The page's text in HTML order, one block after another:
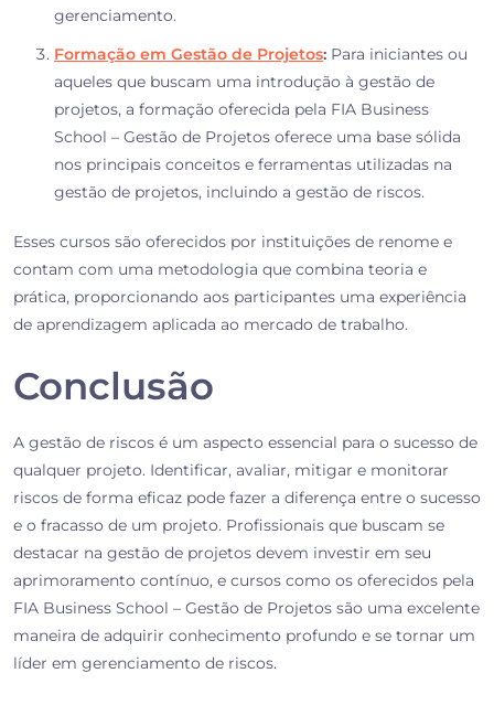
gerenciamento.
Formação em Gestão de Projetos: Para iniciantes ou
aqueles que buscam uma introdução à gestão de
projetos, a formação oferecida pela FIA Business
School – Gestão de Projetos oferece uma base sólida
nos principais conceitos e ferramentas utilizadas na
gestão de projetos, incluindo a gestão de riscos.
Esses cursos são oferecidos por instituições de renome e
contam com uma metodologia que combina teoria e
prática, proporcionando aos participantes uma experiência
de aprendizagem aplicada ao mercado de trabalho.
Conclusão
A gestão de riscos é um aspecto essencial para o sucesso de
qualquer projeto. Identificar, avaliar, mitigar e monitorar
riscos de forma eficaz pode fazer a diferença entre o sucesso
e o fracasso de um projeto. Profissionais que buscam se
destacar na gestão de projetos devem investir em seu
aprimoramento contínuo, e cursos como os oferecidos pela
FIA Business School – Gestão de Projetos são uma excelente
maneira de adquirir conhecimento profundo e se tornar um
líder em gerenciamento de riscos.